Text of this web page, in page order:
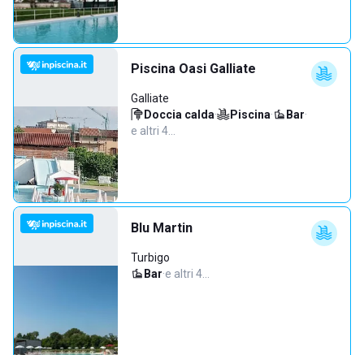
Piscina Oasi Galliate
Galliate
Doccia calda· Piscina· Bar·
e altri 4…
Blu Martin
Turbigo
Bar·e altri 4…